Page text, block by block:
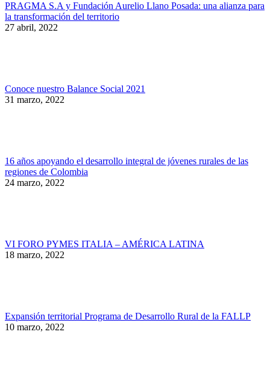
PRAGMA S.A y Fundación Aurelio Llano Posada: una alianza para
la transformación del territorio
27 abril, 2022
Conoce nuestro Balance Social 2021
31 marzo, 2022
16 años apoyando el desarrollo integral de jóvenes rurales de las
regiones de Colombia
24 marzo, 2022
VI FORO PYMES ITALIA – AMÉRICA LATINA
18 marzo, 2022
Expansión territorial Programa de Desarrollo Rural de la FALLP
10 marzo, 2022